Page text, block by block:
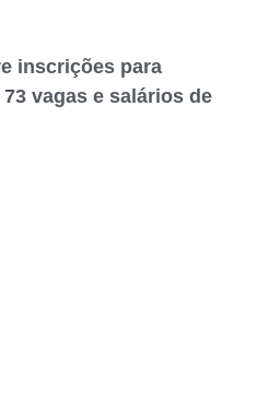
inscrições para
vagas e salários de